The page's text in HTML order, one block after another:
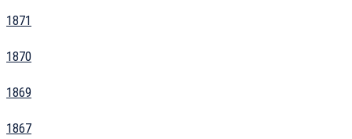
1871
1870
1869
1867